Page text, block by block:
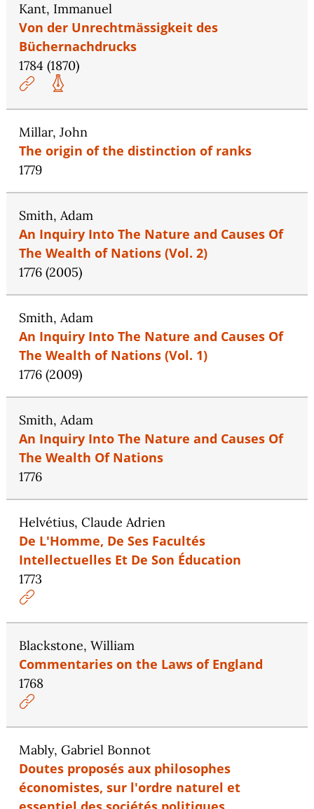
Kant, Immanuel
Von der Unrechtmässigkeit des
Büchernachdrucks
1784 (1870)
Millar, John
The origin of the distinction of ranks
1779
Smith, Adam
An Inquiry Into The Nature and Causes Of
The Wealth of Nations (Vol. 2)
1776 (2005)
Smith, Adam
An Inquiry Into The Nature and Causes Of
The Wealth of Nations (Vol. 1)
1776 (2009)
Smith, Adam
An Inquiry Into The Nature and Causes Of
The Wealth Of Nations
1776
Helvétius, Claude Adrien
De L'Homme, De Ses Facultés
Intellectuelles Et De Son Éducation
1773
Blackstone, William
Commentaries on the Laws of England
1768
Mably, Gabriel Bonnot
Doutes proposés aux philosophes
économistes, sur l'ordre naturel et